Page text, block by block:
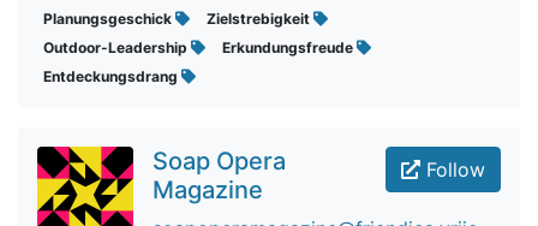
Planungsgeschick
Zielstrebigkeit
Outdoor-Leadership
Erkundungsfreude
Entdeckungsdrang
Follow
Soap Opera
Magazine